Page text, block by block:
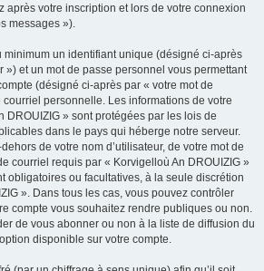
après votre inscription et lors de votre connexion
messages »).
minimum un identifiant unique (désigné ci-après
») et un mot de passe personnel vous permettant
(désigné ci-après par « votre mot de
personnelle. Les informations de votre
DROUIZIG » sont protégées par les lois de
dans le pays qui héberge notre serveur.
de votre nom d’utilisateur, de votre mot de
courriel requis par « Korvigelloù An DROUIZIG »
obligatoires ou facultatives, à la seule discrétion
». Dans tous les cas, vous pouvez contrôler
compte vous souhaitez rendre publiques ou non.
de vous abonner ou non à la liste de diffusion du
disponible sur votre compte.